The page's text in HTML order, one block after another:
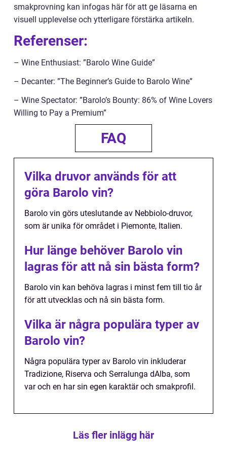
smakprovning kan infogas här för att ge läsarna en
visuell upplevelse och ytterligare förstärka artikeln.
Referenser:
– Wine Enthusiast: ”Barolo Wine Guide”
– Decanter: ”The Beginner’s Guide to Barolo Wine”
– Wine Spectator: ”Barolo’s Bounty: 86% of Wine Lovers
Willing to Pay a Premium”
FAQ
Vilka druvor används för att
göra Barolo vin?
Barolo vin görs uteslutande av Nebbiolo-druvor,
som är unika för området i Piemonte, Italien.
Hur länge behöver Barolo vin
lagras för att nå sin bästa form?
Barolo vin kan behöva lagras i minst fem till tio år
för att utvecklas och nå sin bästa form.
Vilka är några populära typer av
Barolo vin?
Några populära typer av Barolo vin inkluderar
Tradizione, Riserva och Serralunga dAlba, som
var och en har sin egen karaktär och smakprofil.
Läs fler inlägg här